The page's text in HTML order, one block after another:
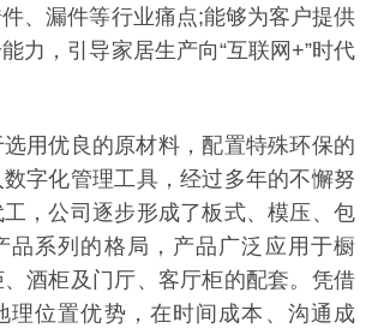
、漏件等行业痛点;能够为客户提供
力，引导家居生产向“互联网+”时代
用优良的原材料，配置特殊环保的
字化管理工具，经过多年的不懈努
，公司逐步形成了板式、模压、包
品系列的格局，产品广泛应用于橱
酒柜及门厅、客厅柜的配套。凭借
理位置优势，在时间成本、沟通成